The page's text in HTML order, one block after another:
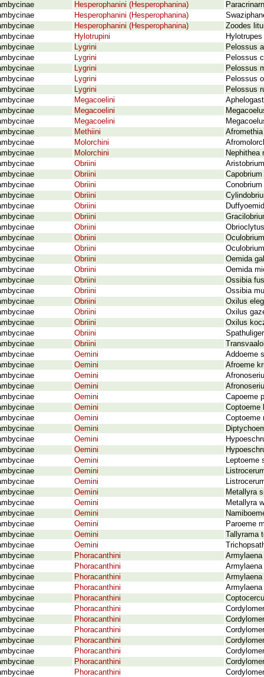
Hesperophanini (Hesperophanina)
Hesperophanini (Hesperophanina)
Hesperophanini (Hesperophanina)
Zoodes
Hylotrupini
Lygrini
Pelossus
Lygrini
Pelossus
Lygrini
Pelossus
Lygrini
Pelossus
Lygrini
Pelossus
Megacoelini
Megacoelini
Megacoelini
Methiini
Molorchini
Molorchini
Nephithea
Obriini
Obriini
Obriini
Obriini
Obriini
Obriini
Obriini
Obriini
Obriini
Obriini
Oemida
Obriini
Oemida
Obriini
Ossibia
Obriini
Ossibia
Obriini
Oxilus
Obriini
Oxilus
Obriini
Oxilus
Obriini
Obriini
Oemini
Addoeme
Oemini
Afroeme
Oemini
Oemini
Oemini
Capoeme
Oemini
Coptoeme
Oemini
Coptoeme
Oemini
Oemini
Oemini
Oemini
Leptoeme
Oemini
Oemini
Oemini
Metallyra
Oemini
Metallyra
Oemini
Oemini
Paroeme
Oemini
Tallyrama
Oemini
Phoracanthini
Phoracanthini
Armylaena
Phoracanthini
Phoracanthini
Phoracanthini
Phoracanthini
Phoracanthini
Phoracanthini
Phoracanthini
Phoracanthini
Phoracanthini
Phoracanthini